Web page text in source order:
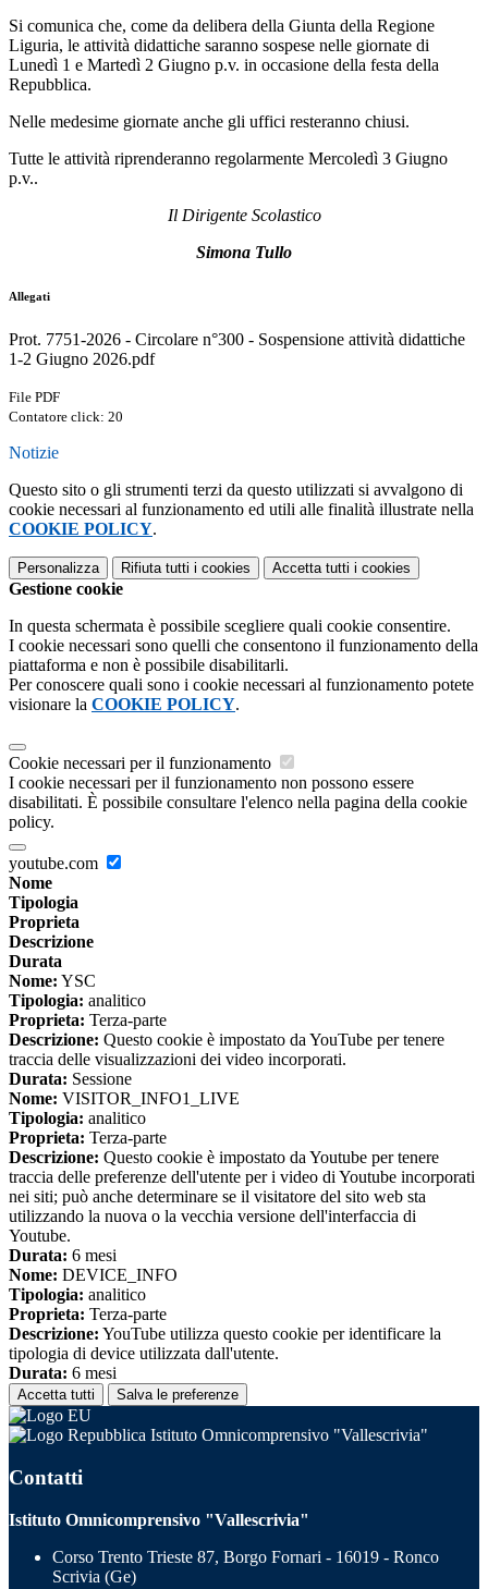
Si comunica che, come da delibera della Giunta della Regione
Liguria, le attività didattiche saranno sospese nelle giornate di
Lunedì 1 e Martedì 2 Giugno p.v. in occasione della festa della
Repubblica.
Nelle medesime giornate anche gli uffici resteranno chiusi.
Tutte le attività riprenderanno regolarmente Mercoledì 3 Giugno
p.v..
Il Dirigente Scolastico
Simona Tullo
Allegati
Prot. 7751-2026 - Circolare n°300 - Sospensione attività didattiche
1-2 Giugno 2026.pdf
File PDF
Contatore click: 20
Notizie
Questo sito o gli strumenti terzi da questo utilizzati si avvalgono di
cookie necessari al funzionamento ed utili alle finalità illustrate nella
COOKIE POLICY.
Personalizza Rifiuta tutti i cookies Accetta tutti i cookies
Gestione cookie
In questa schermata è possibile scegliere quali cookie consentire.
I cookie necessari sono quelli che consentono il funzionamento della
piattaforma e non è possibile disabilitarli.
Per conoscere quali sono i cookie necessari al funzionamento potete
visionare la COOKIE POLICY.
Cookie necessari per il funzionamento
I cookie necessari per il funzionamento non possono essere
disabilitati. È possibile consultare l'elenco nella pagina della cookie
policy.
youtube.com
Nome
Tipologia
Proprieta
Descrizione
Durata
Nome: YSC
Tipologia: analitico
Proprieta: Terza-parte
Descrizione: Questo cookie è impostato da YouTube per tenere
traccia delle visualizzazioni dei video incorporati.
Durata: Sessione
Nome: VISITOR_INFO1_LIVE
Tipologia: analitico
Proprieta: Terza-parte
Descrizione: Questo cookie è impostato da Youtube per tenere
traccia delle preferenze dell'utente per i video di Youtube incorporati
nei siti; può anche determinare se il visitatore del sito web sta
utilizzando la nuova o la vecchia versione dell'interfaccia di
Youtube.
Durata: 6 mesi
Nome: DEVICE_INFO
Tipologia: analitico
Proprieta: Terza-parte
Descrizione: YouTube utilizza questo cookie per identificare la
tipologia di device utilizzata dall'utente.
Durata: 6 mesi
Accetta tutti Salva le preferenze
Istituto Omnicomprensivo "Vallescrivia"
Contatti
Istituto Omnicomprensivo "Vallescrivia"
Corso Trento Trieste 87, Borgo Fornari - 16019 - Ronco
Scrivia (Ge)